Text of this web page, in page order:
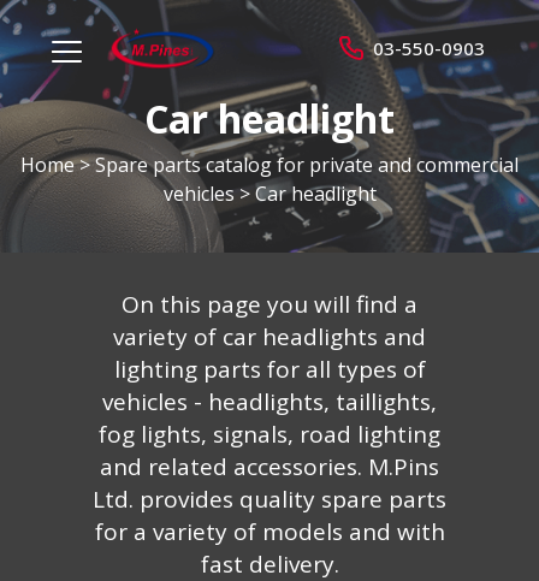
03-550-0903
menu
opener
Car headlight
Home>Spare parts catalog for private and commercial
vehicles>Car headlight
On this page you will find a
variety of car headlights and
lighting parts for all types of
vehicles - headlights, taillights,
fog lights, signals, road lighting
and related accessories. M.Pins
Ltd. provides quality spare parts
for a variety of models and with
fast delivery.